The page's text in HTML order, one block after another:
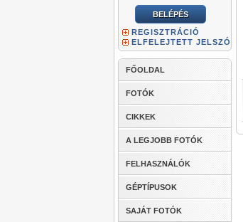
REGISZTRÁCIÓ
ELFELEJTETT JELSZÓ
FŐOLDAL
FOTÓK
CIKKEK
A LEGJOBB FOTÓK
FELHASZNÁLÓK
GÉPTÍPUSOK
SAJÁT FOTÓK